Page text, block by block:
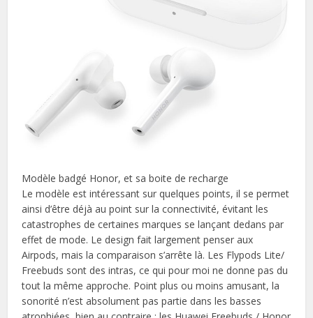
Modèle badgé Honor, et sa boite de recharge
Le modèle est intéressant sur quelques points, il se permet
ainsi d’être déjà au point sur la connectivité, évitant les
catastrophes de certaines marques se lançant dedans par
effet de mode. Le design fait largement penser aux
Airpods, mais la comparaison s’arrête là. Les Flypods Lite/
Freebuds sont des intras, ce qui pour moi ne donne pas du
tout la même approche. Point plus ou moins amusant, la
sonorité n’est absolument pas partie dans les basses